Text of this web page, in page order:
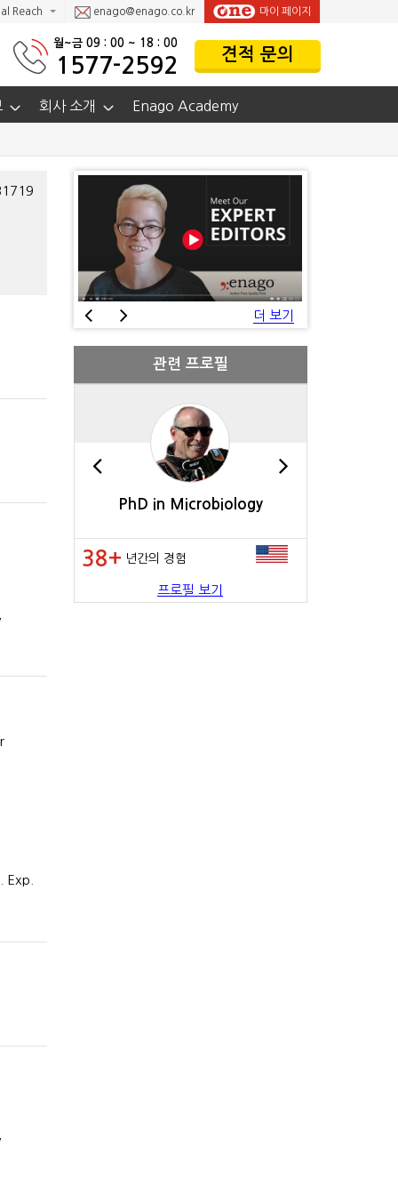
Reach enago@enago.co.kr 마이 페이지
월~금 09 : 00 ~ 18 : 00
1577-2592 견적 문의
회사 소개 Enago Academy
더 보기
관련 프로필
PhD in Microbiology
38+ 년간의 경험
프로필 보기